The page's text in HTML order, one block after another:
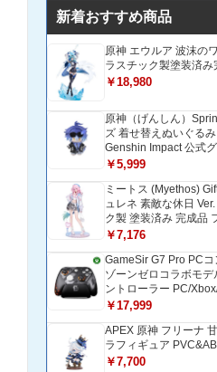
新着おすすめ商品
原神 エウルア 波沫の
ラスチック製塗装済
￥18,980
原神（げんしん）
ズ 着せ替えぬいぐる
Genshin Impact 公式
￥5,999
ミートス (Myethos)
ュレネ 素敵な休日
ク製 塗装済み 完成品
￥7,176
GameSir G7 Pro PC
ゾーンゼロコラボモ
ントローラー PC/
ーラー 1200mAH大容
コントローラー 追加
振動モーター搭載 ト
ンロック付きゲームパ
￥17,999
APEX 原神 フリーナ
ラフィギュア
￥7,700